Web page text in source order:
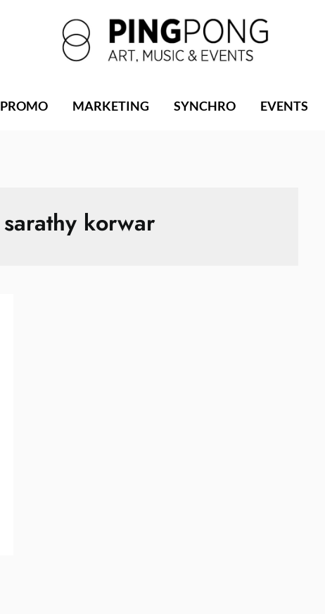
PROMO MARKETING SYNCHRO EVENTS
sarathy korwar